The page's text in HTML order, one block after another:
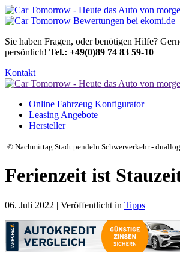
Sie haben Fragen, oder benötigen Hilfe?
persönlich! Tel.: +49(0)89 74 83 59-10
Kontakt
Online Fahrzeug Konfigurator
Leasing Angebote
Hersteller
© Nachmittag Stadt pendeln Schwerverkehr -
Ferienzeit ist
06. Juli 2022 | Veröffentlicht in Tipps